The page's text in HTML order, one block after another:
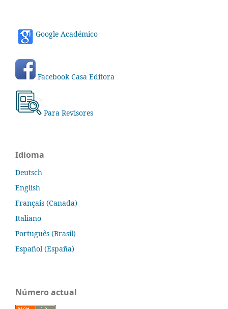
Google Académico
Facebook Casa Editora
Para Revisores
Idioma
Deutsch
English
Français (Canada)
Italiano
Português (Brasil)
Español (España)
Número actual